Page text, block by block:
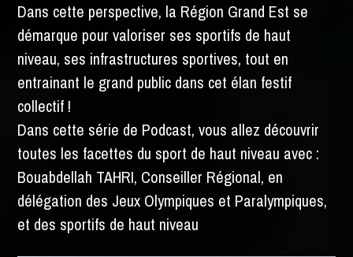
Dans cette perspective, la Région Grand Est se
démarque pour valoriser ses sportifs de haut
niveau, ses infrastructures sportives, tout en
entrainant le grand public dans cet élan festif
collectif !
Dans cette série de Podcast, vous allez découvrir
toutes les facettes du sport de haut niveau avec :
Bouabdellah TAHRI, Conseiller Régional, en
délégation des Jeux Olympiques et Paralympiques,
et des sportifs de haut niveau